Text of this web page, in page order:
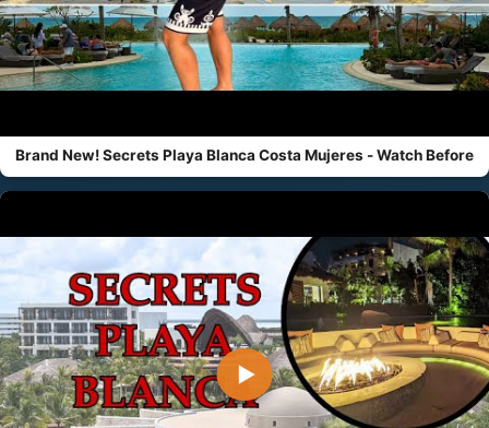
Brand New! Secrets Playa Blanca Costa Mujeres - Watch Before
▶